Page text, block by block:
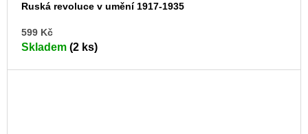
Ruská revoluce v umění 1917-1935
599 Kč
Skladem (2 ks)